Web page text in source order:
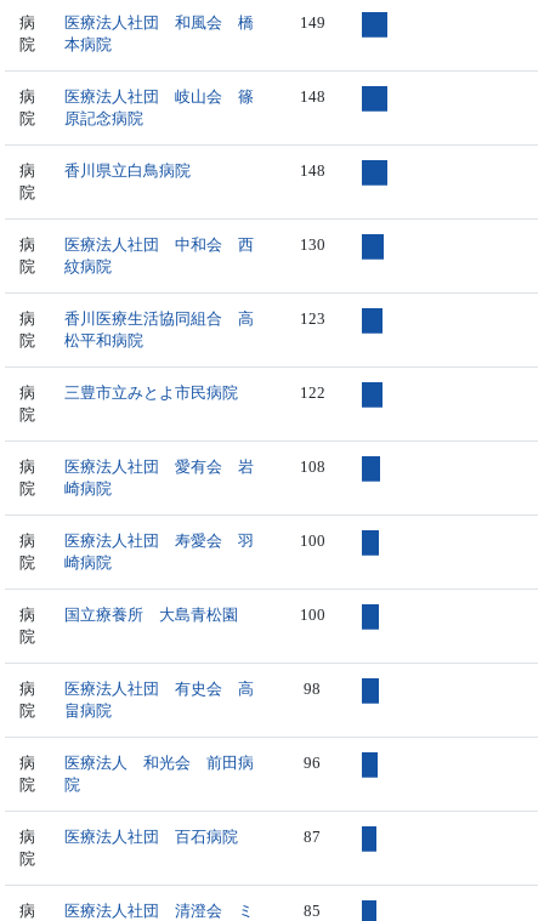
病
院
医療法人社団 和風会 橋
本病院
149
病
院
医療法人社団 岐山会 篠
原記念病院
148
病
院
香川県立白鳥病院 148
病
院
医療法人社団 中和会 西
紋病院
130
病
院
香川医療生活協同組合 高
松平和病院
123
病
院
三豊市立みとよ市民病院 122
病
院
医療法人社団 愛有会 岩
崎病院
108
病
院
医療法人社団 寿愛会 羽
崎病院
100
病
院
国立療養所 大島青松園 100
病
院
医療法人社団 有史会 高
畠病院
98
病
院
医療法人 和光会 前田病
院
96
病
院
医療法人社団 百石病院 87
病
医療法人社団 清澄会 ミ
85